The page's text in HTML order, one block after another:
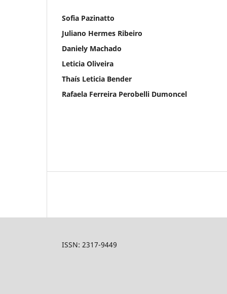
Sofia Pazinatto
Juliano Hermes Ribeiro
Daniely Machado
Leticia Oliveira
Thaís Leticia Bender
Rafaela Ferreira Perobelli Dumoncel
ISSN: 2317-9449